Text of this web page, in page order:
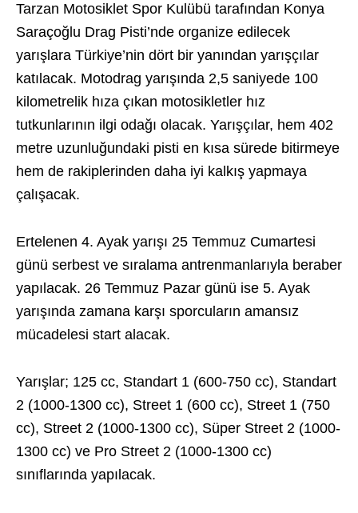
Tarzan Motosiklet Spor Kulübü tarafından Konya
Saraçoğlu Drag Pisti’nde organize edilecek
yarışlara Türkiye’nin dört bir yanından yarışçılar
katılacak. Motodrag yarışında 2,5 saniyede 100
kilometrelik hıza çıkan motosikletler hız
tutkunlarının ilgi odağı olacak. Yarışçılar, hem 402
metre uzunluğundaki pisti en kısa sürede bitirmeye
hem de rakiplerinden daha iyi kalkış yapmaya
çalışacak.
Ertelenen 4. Ayak yarışı 25 Temmuz Cumartesi
günü serbest ve sıralama antrenmanlarıyla beraber
yapılacak. 26 Temmuz Pazar günü ise 5. Ayak
yarışında zamana karşı sporcuların amansız
mücadelesi start alacak.
Yarışlar; 125 cc, Standart 1 (600-750 cc), Standart
2 (1000-1300 cc), Street 1 (600 cc), Street 1 (750
cc), Street 2 (1000-1300 cc), Süper Street 2 (1000-
1300 cc) ve Pro Street 2 (1000-1300 cc)
sınıflarında yapılacak.